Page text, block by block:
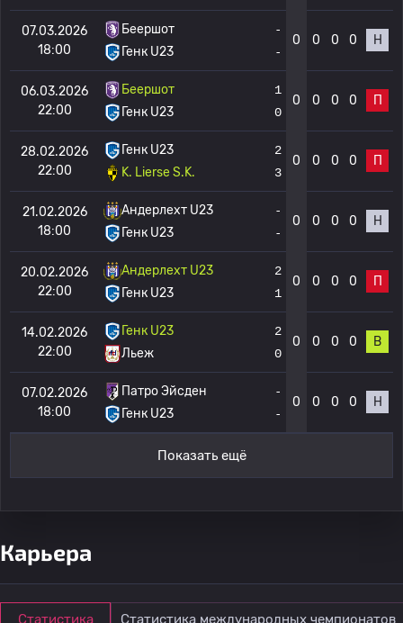
07.03.2026
18:00
Беершот
Генк U23
-
-
0 0 0 0 Н
06.03.2026
22:00
Беершот
Генк U23
1
0
0 0 0 0 П
28.02.2026
22:00
Генк U23
K. Lierse S.K.
2
3
0 0 0 0 П
21.02.2026
18:00
Андерлехт U23
Генк U23
-
-
0 0 0 0 Н
20.02.2026
22:00
Андерлехт U23
Генк U23
2
1
0 0 0 0 П
14.02.2026
22:00
Генк U23
Льеж
2
0
0 0 0 0 В
07.02.2026
18:00
Патро Эйсден
Генк U23
-
-
0 0 0 0 Н
Показать ещё
Карьера
Статистика Статистика международных чемпионатов